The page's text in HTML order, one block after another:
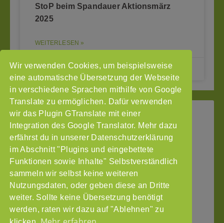
StoP beim Spandauer Aktionsmärz
2025
WEITERLESEN »
23.04.2025
Wir verwenden Cookies, um beispielsweise
eine automatische Übersetzung der Webseite
in verschiedene Sprachen mithilfe von Google
Translate zu ermöglichen. Dafür verwenden
wir das Plugin GTranslate mit einer
Integration des Google Translator. Mehr dazu
erfährst du in unserer Datenschutzerklärung
im Abschnitt "Plugins und eingebettete
Funktionen sowie Inhalte" Selbstverständlich
sammeln wir selbst keine weiteren
Nutzungsdaten, oder geben diese an Dritte
weiter. Sollte keine Übersetzung benötigt
werden, raten wir dazu auf "Ablehnen" zu
StoP
–
Stadtteile
ohne
Partnergewalt
e.V.
Pinnasberg
27
20359
Intranet
Impressum
Datenschutzerklärung
Gefördert
durch